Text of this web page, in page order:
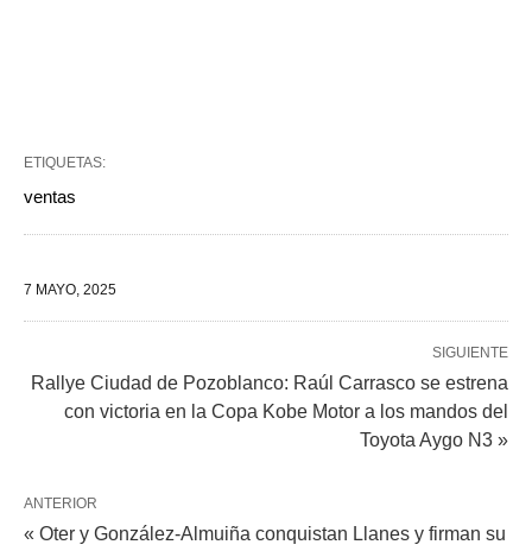
ETIQUETAS:
ventas
7 MAYO, 2025
SIGUIENTE
Rallye Ciudad de Pozoblanco: Raúl Carrasco se estrena
con victoria en la Copa Kobe Motor a los mandos del
Toyota Aygo N3 »
ANTERIOR
« Oter y González-Almuiña conquistan Llanes y firman su